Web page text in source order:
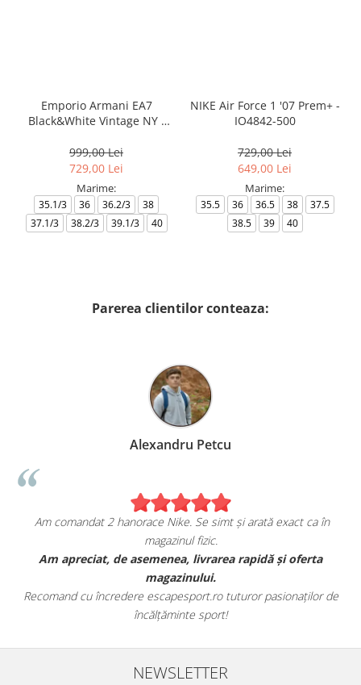
Emporio Armani EA7
Black&White Vintage NY -
999,00 Lei
729,00 Lei
Marime:
35.1/3 36 36.2/3
38
37.1/3
38.2/3 39.1/3 40
NIKE Air Force 1 '07 Prem+ -
IO4842-500
729,00 Lei
649,00 Lei
Marime:
35.5 36 36.5 38
37.5
38.5
39 40
Parerea clientilor conteaza:
Se simt și arată exact ca în
livrarea rapidă și oferta
tuturor pasionaților de
Sunt foarte mulțumita de
Am comandat o pereche de
Aceștia au toate caracteristicile
NEWSLETTER